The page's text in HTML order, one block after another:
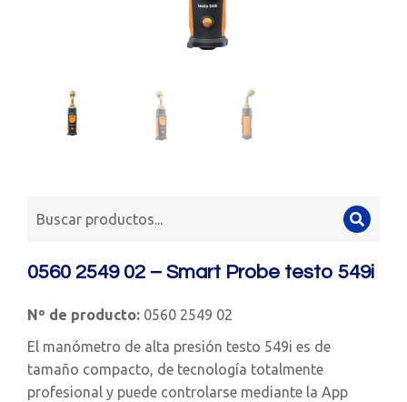
0560 2549 02 – Smart Probe testo 549i
Nº de producto: 0560 2549 02
El manómetro de alta presión testo 549i es de
tamaño compacto, de tecnología totalmente
profesional y puede controlarse mediante la App